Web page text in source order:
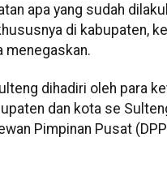
apa yang sudah
di kabupaten,
menegaskan.
dihadiri oleh para
dan kota se
Pimpinan Pusat